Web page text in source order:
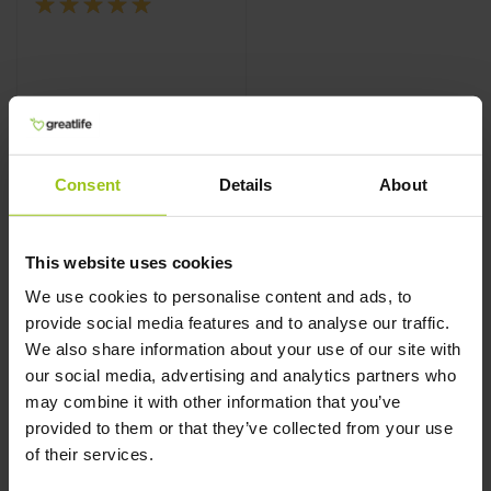
Consent Details About
This website uses cookies
We use cookies to personalise content and ads, to
provide social media features and to analyse our traffic.
We also share information about your use of our site with
our social media, advertising and analytics partners who
may combine it with other information that you’ve
provided to them or that they’ve collected from your use
of their services.
€ 29,99
Uitverkocht
Aanbevolen Dagelijkse
Hoeveelheid van Vitamine C
De Europese Autoriteit voor Voedselveiligheid (EFSA)
beveelt een dagelijkse inname van 80–110 mg per dag aan
voor volwassenen. Het is echter belangrijk op te merken
dat de aanbevolen inname kan variëren afhankelijk van